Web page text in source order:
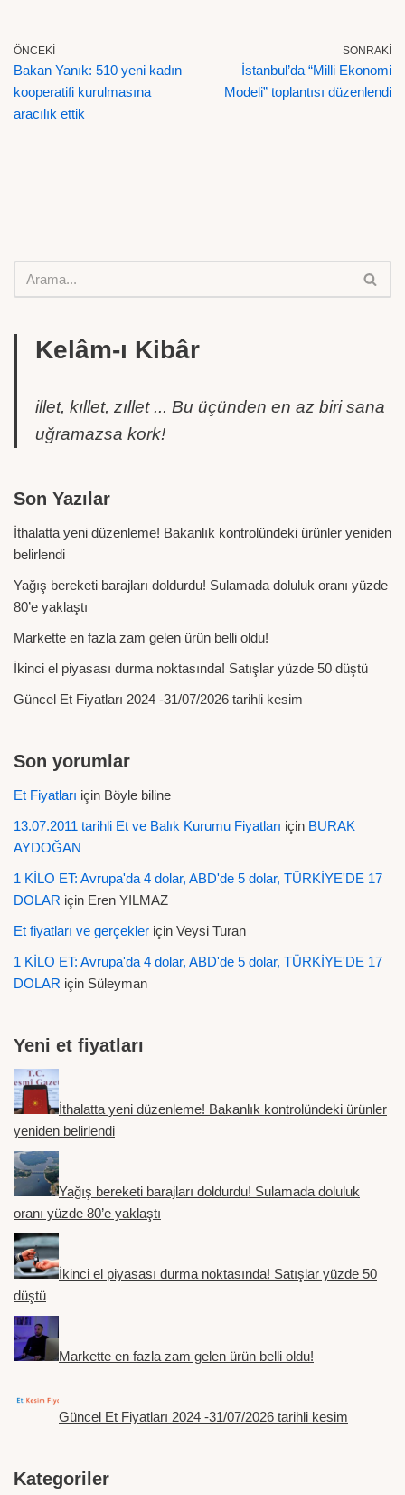
ÖNCEKI
Bakan Yanık: 510 yeni kadın
kooperatifi kurulmasına
aracılık ettik
SONRAKI
İstanbul’da “Milli Ekonomi
Modeli” toplantısı düzenlendi
Kelâm-ı Kibâr
illet, kıllet, zıllet ... Bu üçünden en az biri sana
uğramazsa kork!
Son Yazılar
İthalatta yeni düzenleme! Bakanlık kontrolündeki ürünler yeniden
belirlendi
Yağış bereketi barajları doldurdu! Sulamada doluluk oranı yüzde
80’e yaklaştı
Markette en fazla zam gelen ürün belli oldu!
İkinci el piyasası durma noktasında! Satışlar yüzde 50 düştü
Güncel Et Fiyatları 2024 -31/07/2026 tarihli kesim
Son yorumlar
Et Fiyatları için Böyle biline
13.07.2011 tarihli Et ve Balık Kurumu Fiyatları için BURAK
AYDOĞAN
1 KİLO ET: Avrupa'da 4 dolar, ABD'de 5 dolar, TÜRKİYE'DE 17
DOLAR için Eren YILMAZ
Et fiyatları ve gerçekler için Veysi Turan
1 KİLO ET: Avrupa'da 4 dolar, ABD'de 5 dolar, TÜRKİYE'DE 17
DOLAR için Süleyman
Yeni et fiyatları
İthalatta yeni düzenleme! Bakanlık kontrolündeki ürünler
yeniden belirlendi
Yağış bereketi barajları doldurdu! Sulamada doluluk
oranı yüzde 80’e yaklaştı
İkinci el piyasası durma noktasında! Satışlar yüzde 50
düştü
Markette en fazla zam gelen ürün belli oldu!
Güncel Et Fiyatları 2024 -31/07/2026 tarihli kesim
Kategoriler